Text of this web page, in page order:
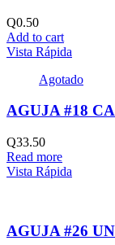
Q0.50
Add to cart
Vista Rápida
Agotado
AGUJA #18
Q33.50
Read more
Vista Rápida
AGUJA #26